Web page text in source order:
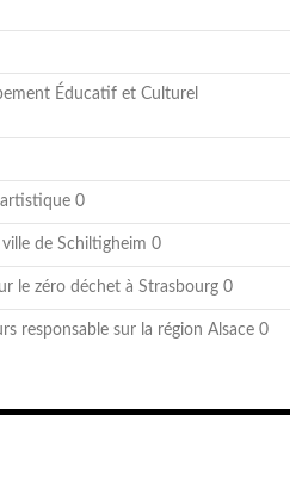
Éducatif et Culturel
0
de Schiltigheim 0
le zéro déchet à Strasbourg 0
responsable sur la région Alsace 0